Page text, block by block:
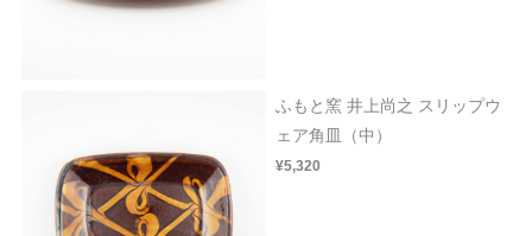
ふもと窯 井上尚之 スリップウ
ェア角皿（中）
¥5,320